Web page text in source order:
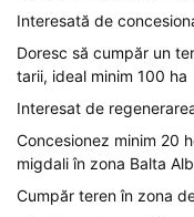
Interesată de
Doresc să cumpăr un
tarii, ideal minim 100 ha
Interesat de
Concesionez minim 20
migdali în zona Balta
Cumpăr teren în zona